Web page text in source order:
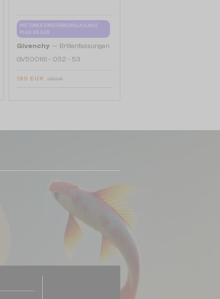
MIT EINER EINSTÄRKENGLASLINSE
PLUS 65 EUR
Givenchy — Brillenfassungen
GV50016I - 052 - 53
190 EUR 238 EUR